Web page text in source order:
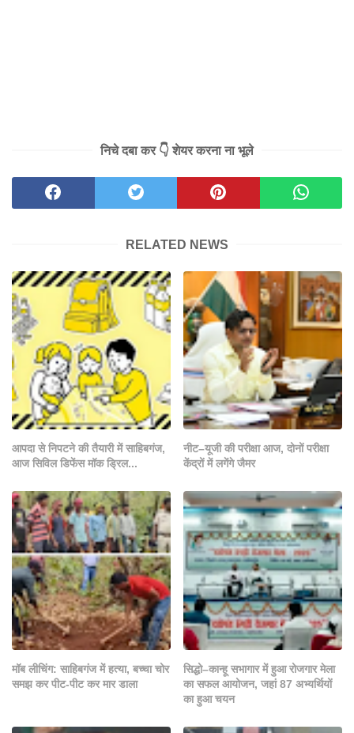
निचे दबा कर 👇 शेयर करना ना भूले
RELATED NEWS
आपदा से निपटने की तैयारी में साहिबगंज,
आज सिविल डिफेंस मॉक ड्रिल...
नीट–यूजी की परीक्षा आज, दोनों परीक्षा
केंद्रों में लगेंगे जैमर
मॉब लीचिंग: साहिबगंज में हत्या, बच्चा चोर
समझ कर पीट-पीट कर मार डाला
सिद्धो–कान्हू सभागार में हुआ रोजगार मेला
का सफल आयोजन, जहां 87 अभ्यर्थियों
का हुआ चयन